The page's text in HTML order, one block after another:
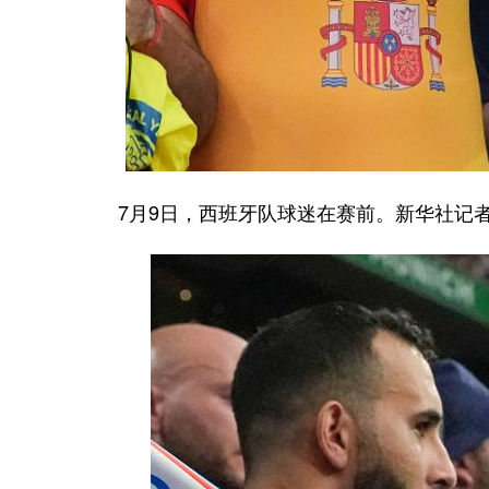
7月9日，西班牙队球迷在赛前。新华社记